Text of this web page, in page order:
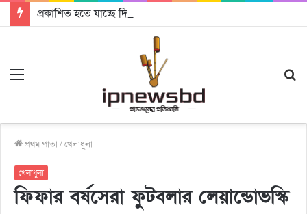
প্রকাশিত হতে যাচ্ছে দি রাবুগার নতুন গান ‘Baljanggi’
প্রথম পাতা/খেলাধুলা
খেলাধুলা
ফিফার বর্ষসেরা ফুটবলার লেয়ান্ডোভস্কি